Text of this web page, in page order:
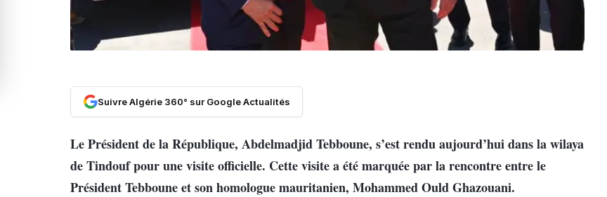
Suivre Algérie 360° sur Google Actualités
Le Président de la République, Abdelmadjid Tebboune, s’est rendu aujourd’hui dans la wilaya
de Tindouf pour une visite officielle. Cette visite a été marquée par la rencontre entre le
Président Tebboune et son homologue mauritanien, Mohammed Ould Ghazouani.